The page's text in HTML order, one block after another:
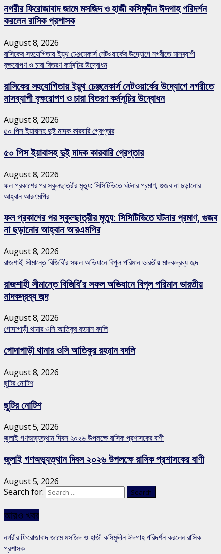
নগরীর ফিরোজাবাদ জামে মসজিদ ও হাজী কসিমুদ্দীন ঈদগাহ পরিদর্শন
করলেন রাসিক প্রশাসক
August 8, 2026
রাসিকের সহযোগিতায় ইয়ুথ চেঞ্জমেকার্স নেটওয়ার্কের উদ্যোগে নগরীতে মাসব্যাপী
বৃক্ষরোপণ ও চারা বিতরণ কর্মসূচির উদ্বোধন
রাসিকের সহযোগিতায় ইয়ুথ চেঞ্জমেকার্স নেটওয়ার্কের উদ্যোগে নগরীতে
মাসব্যাপী বৃক্ষরোপণ ও চারা বিতরণ কর্মসূচির উদ্বোধন
August 8, 2026
৫০ পিস ইয়াবাসহ দুই মাদক কারবারি গ্রেপ্তার
৫০ পিস ইয়াবাসহ দুই মাদক কারবারি গ্রেপ্তার
August 8, 2026
ফল প্রকাশের পর স্কুলছাত্রীর মৃত্যু: সিসিটিভিতে ঘটনার প্রমাণ, গুজব না ছড়ানোর
আহ্বান আরএমপির
ফল প্রকাশের পর স্কুলছাত্রীর মৃত্যু: সিসিটিভিতে ঘটনার প্রমাণ, গুজব
না ছড়ানোর আহ্বান আরএমপির
August 8, 2026
রাজশাহী সীমান্তে বিজিবি’র সফল অভিযানে বিপুল পরিমান ভারতীয় মাদকদ্রব্য জব্দ
রাজশাহী সীমান্তে বিজিবি’র সফল অভিযানে বিপুল পরিমান ভারতীয়
মাদকদ্রব্য জব্দ
August 8, 2026
গোদাগাড়ী থানার ওসি আতিকুর রহমান বদলি
গোদাগাড়ী থানার ওসি আতিকুর রহমান বদলি
August 8, 2026
ছুটির নোটিশ
ছুটির নোটিশ
August 5, 2026
জুলাই গণঅভ্যুত্থান দিবস ২০২৬ উপলক্ষে রাসিক প্রশাসকের বাণী
জুলাই গণঅভ্যুত্থান দিবস ২০২৬ উপলক্ষে রাসিক প্রশাসকের বাণী
August 5, 2026
Search for:
আরও খবর
নগরীর ফিরোজাবাদ জামে মসজিদ ও হাজী কসিমুদ্দীন ঈদগাহ পরিদর্শন করলেন রাসিক
প্রশাসক